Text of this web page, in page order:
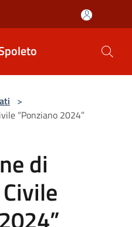
>
“Ponziano 2024”
di